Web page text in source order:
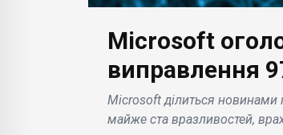
Microsoft
виправлення
Microsoft ділиться новинами
майже ста вразливостей,
Chevrolet Camaro: чому
автогігант
відмовляється від